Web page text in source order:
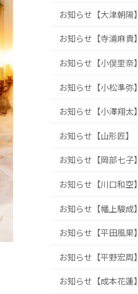
お知らせ【大津朝陽】
お知らせ【寺浦麻貴】
お知らせ【小俣里奈】
お知らせ【小松準弥】
お知らせ【小澤翔太】
お知らせ【山形匠】
お知らせ【岡部七子】
お知らせ【川口和空】
お知らせ【幡上駿成】
お知らせ【平田風果】
お知らせ【平野宏周】
お知らせ【成本花蓮】